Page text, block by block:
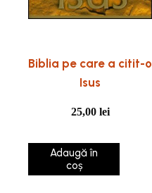
Biblia pe care a citit-o
Isus
25,00 lei
Adaugă în
coș